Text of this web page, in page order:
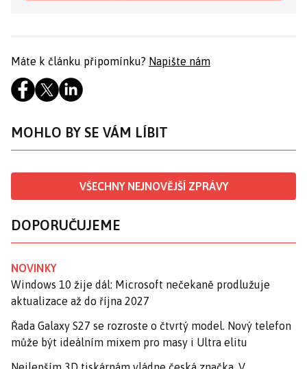
Máte k článku připomínku? Napište nám
MOHLO BY SE VÁM LÍBIT
VŠECHNY NEJNOVĚJŠÍ ZPRÁVY
DOPORUČUJEME
NOVINKY
Windows 10 žije dál: Microsoft nečekaně prodlužuje
aktualizace až do října 2027
Řada Galaxy S27 se rozroste o čtvrtý model. Nový telefon
může být ideálním mixem pro masy i Ultra elitu